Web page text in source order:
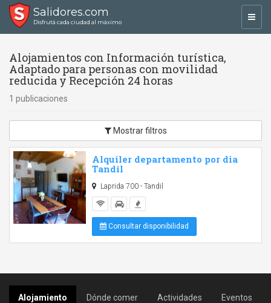
Salidores.com
Disfrutá cada ciudad al máximo
Alojamientos con Información turística,
Adaptado para personas con movilidad
reducida y Recepción 24 horas
1 publicaciones
Mostrar filtros
Alquiler departamento por dia
Tandil
Laprida 700 - Tandil
Consultar disponibilidad
Alojamiento Dónde comer Actividades Eventos